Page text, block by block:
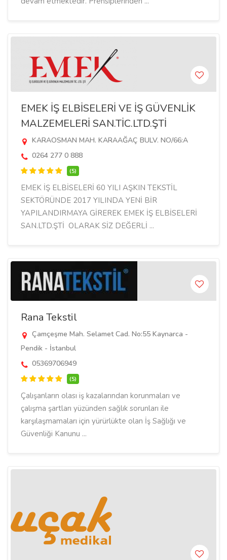
EMEK İŞ ELBİSELERİ VE İŞ GÜVENLİK
MALZEMELERİ SAN.TİC.LTD.ŞTİ
KARAOSMAN MAH. KARAAĞAÇ BULV. NO/66:A
0264 277 0 888
(5)
EMEK İŞ ELBİSELERİ 60 YILI AŞKIN TEKSTİL
SEKTÖRÜNDE 2017 YILINDA YENİ BİR
YAPILANDIRMAYA GİREREK EMEK İŞ ELBİSELERİ
SAN.LTD.ŞTİ OLARAK SİZ DEĞERLİ ...
Rana Tekstil
Çamçeşme Mah. Selamet Cad. No:55 Kaynarca -
Pendik - İstanbul
05369706949
(5)
Çalışanların olası iş kazalarından korunmaları ve
çalışma şartları yüzünden sağlık sorunları ile
karşılaşmamaları için yürürlükte olan İş Sağlığı ve
Güvenliği Kanunu ...